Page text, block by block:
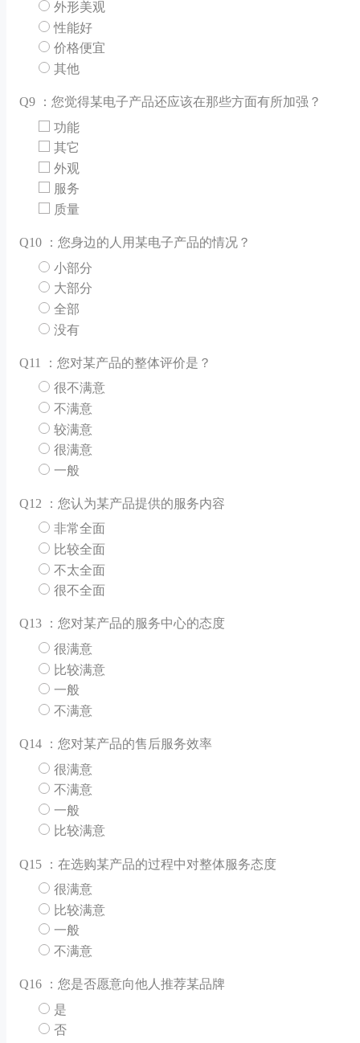
外形美观
性能好
价格便宜
其他
Q9 ：您觉得某电子产品还应该在那些方面有所加强？
功能
其它
外观
服务
质量
Q10 ：您身边的人用某电子产品的情况？
小部分
大部分
全部
没有
Q11 ：您对某产品的整体评价是？
很不满意
不满意
较满意
很满意
一般
Q12 ：您认为某产品提供的服务内容
非常全面
比较全面
不太全面
很不全面
Q13 ：您对某产品的服务中心的态度
很满意
比较满意
一般
不满意
Q14 ：您对某产品的售后服务效率
很满意
不满意
一般
比较满意
Q15 ：在选购某产品的过程中对整体服务态度
很满意
比较满意
一般
不满意
Q16 ：您是否愿意向他人推荐某品牌
是
否